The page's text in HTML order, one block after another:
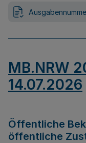
MB.NRW
14.07.2026
Öffentliche
öffentliche